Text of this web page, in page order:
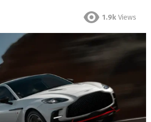
1.9k Views